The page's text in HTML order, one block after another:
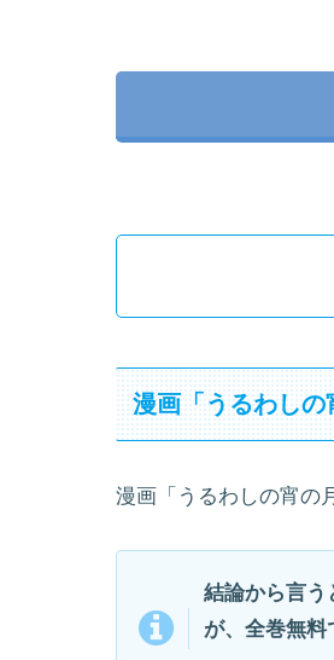
漫画「うるわし
漫画「うるわしの宵の
結論から言う
が、全巻無料